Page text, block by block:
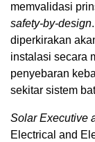
memvalidasi
safety-by-design
diperkirakan
instalasi secara
penyebaran
sekitar sistem
Solar Executive
Electrical and